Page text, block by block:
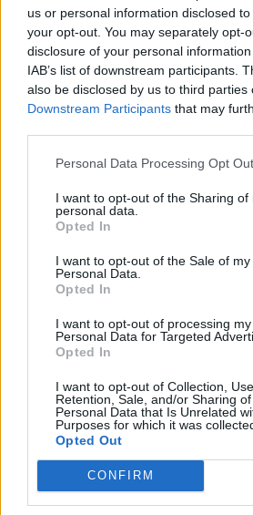
us or personal information disclosed
your opt-out. You may separately opt-
disclosure of your personal
IAB’s list of downstream participants.
also be disclosed by us to third parties
Downstream Participants that may
Personal Data Processing Opt
I want to opt-out of the Sharing of
personal data.
Opted In
I want to opt-out of the Sale of my
Personal Data.
Opted In
I want to opt-out of processing my
Personal Data for Targeted
Opted In
I want to opt-out of Collection, Use,
Retention, Sale, and/or Sharing
Personal Data that Is Unrelated
Purposes for which it was
Opted Out
CONFIRM